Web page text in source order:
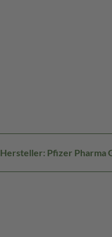
Hersteller: Pfizer Pharma